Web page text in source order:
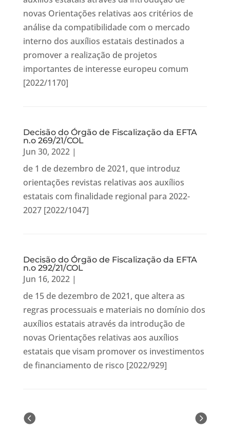
novas Orientações relativas aos critérios de
análise da compatibilidade com o mercado
interno dos auxílios estatais destinados a
promover a realização de projetos
importantes de interesse europeu comum
[2022/1170]
Decisão do Órgão de Fiscalização da EFTA
n.o 269/21/COL
Jun 30, 2022|
de 1 de dezembro de 2021, que introduz
orientações revistas relativas aos auxílios
estatais com finalidade regional para 2022-
2027 [2022/1047]
Decisão do Órgão de Fiscalização da EFTA
n.o 292/21/COL
Jun 16, 2022|
de 15 de dezembro de 2021, que altera as
regras processuais e materiais no domínio dos
auxílios estatais através da introdução de
novas Orientações relativas aos auxílios
estatais que visam promover os investimentos
de financiamento de risco [2022/929]
« Older Entries Next Entries »